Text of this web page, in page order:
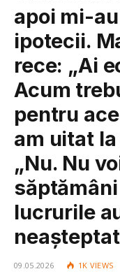
apoi mi-
ipotecii.
rece: „Ai
Acum
pentru
am uitat
„Nu. Nu
lucrurile
09.05.2026 1K VIEWS